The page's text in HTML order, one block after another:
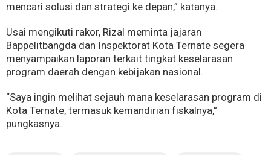
mencari solusi dan strategi ke depan,” katanya.
Usai mengikuti rakor, Rizal meminta jajaran
Bappelitbangda dan Inspektorat Kota Ternate segera
menyampaikan laporan terkait tingkat keselarasan
program daerah dengan kebijakan nasional.
“Saya ingin melihat sejauh mana keselarasan program di
Kota Ternate, termasuk kemandirian fiskalnya,”
pungkasnya.